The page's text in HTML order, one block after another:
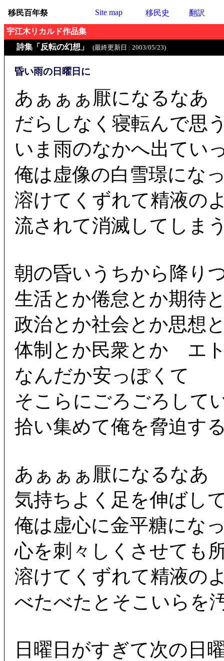
移民百年祭 Site map 移民史 翻訳
宇江木リカルド作品集
詩集「反転の幻想」
(最終更新日 : 2003/05/23)
昏い雨の日曜日に
あぁぁぁ厭になるな
だらしなく寝転んで思
いま雨のなかへ出てい
俺は虚像の白雪璟にな
溶けてくずれて精液の
流されて消滅してしま
朝の昏いうちから降り
生活とか倦怠とか期待
政治とか社会とか思想
体制とか民衆とか エ
なんだか安っぽくて
そこらにごろごろして
拾い集めて俺を脅迫す
あぁぁぁ厭になるな
気持ちよく足を伸ばし
俺は虚心に金平糖にな
心を刺々しくさせても
溶けてくずれて精液の
べたべたとそこいらを
日曜日がすぎて次の日